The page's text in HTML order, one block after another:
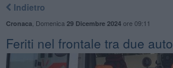
Indietro
Cronaca Domenica 29 Dicembre 2024ore 09:11
Feriti nel frontale tra due auto